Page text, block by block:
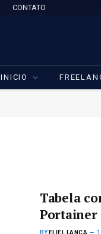
CONTATO
INICIO
Tabela
Portainer
BY ELIEL LANCA